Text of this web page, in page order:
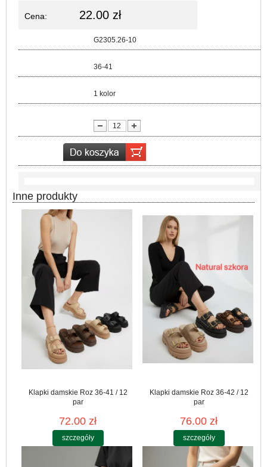
Cena: 22.00 zł
G2305.26-10
36-41
1 kolor
Inne produkty
Klapki damskie Roz 36-41 / 12
par
72.00 zł
szczegóły
Klapki damskie Roz 36-42 / 12
par
76.00 zł
szczegóły